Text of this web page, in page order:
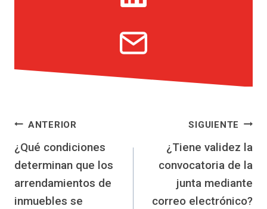
Navegación
de
entradas
ANTERIOR
¿Qué condiciones
determinan que los
arrendamientos de
inmuebles se
SIGUIENTE
¿Tiene validez la
convocatoria de la
junta mediante
correo electrónico?